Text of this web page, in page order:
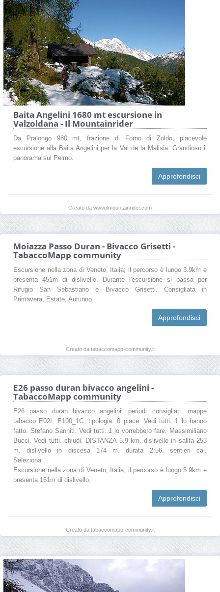
Baita Angelini 1680 mt escursione in
Valzoldana - Il Mountainrider
Da Pralongo 980 mt, frazione di Forno di Zoldo, piacevole
escursione alla Baita Angelini per la Val de la Malisia. Grandioso il
panorama sul Pelmo.
Approfondisci
Creato da www.ilmountainrider.com
Moiazza Passo Duran - Bivacco Grisetti -
TabaccoMapp community
Escursione nella zona di Veneto, Italia; il percorso è lungo 3.9km e
presenta 451m di dislivello. Durante l'escursione si passa per
Rifugio San Sebastiano e Bivacco Grisetti. Consigliata in
Primavera, Estate, Autunno
Approfondisci
Creato da tabaccomapp-community.it
E26 passo duran bivacco angelini -
TabaccoMapp community
E26 passo duran bivacco angelini. periodi consigliati. mappe
tabacco E02I, E100_1C. tipologia. 0 piace. Vedi tutti. 1 lo hanno
fatto. Stefano Sanniti. Vedi tutti. 1 lo vorrebbero fare. Massimiliano
Bucci. Vedi tutti. chiudi. DISTANZA 5.9 km. dislivello in salita 253
m. dislivello in discesa 174 m. durata 2:56. sentieri cai.
Seleziona ...
Escursione nella zona di Veneto, Italia; il percorso è lungo 5.9km e
presenta 161m di dislivello.
Approfondisci
Creato da tabaccomapp-community.it